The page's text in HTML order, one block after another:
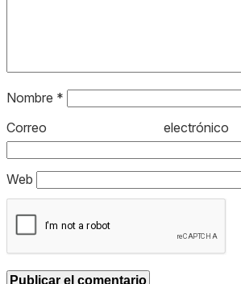
Nombre *
Correo
Web